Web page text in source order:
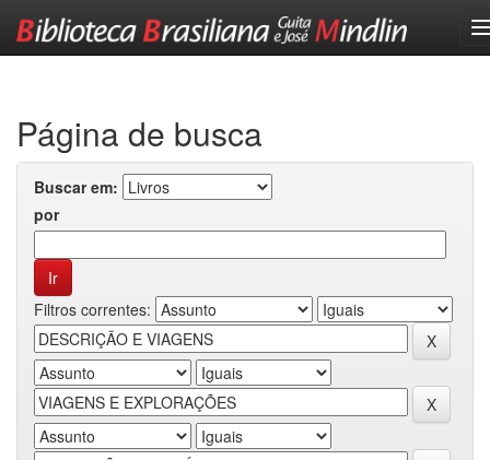
Página de busca
Buscar em:
por
Filtros correntes: